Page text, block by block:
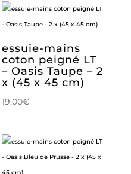
essuie-mains
coton peigné LT
– Oasis Taupe – 2
x (45 x 45 cm)
19,00€